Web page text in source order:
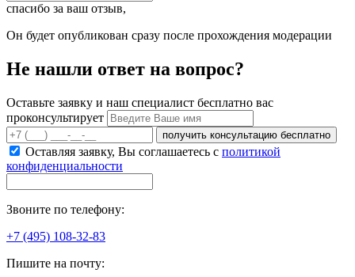
спасибо за ваш отзыв,
Он будет опубликован сразу после прохождения модерации
Не нашли ответ на вопрос?
Оставьте заявку и наш специалист бесплатно вас
проконсультирует
получить консультацию бесплатно
Оставляя заявку, Вы соглашаетесь с политикой
конфиденциальности
Звоните по телефону:
+7 (495) 108-32-83
Пишите на почту: